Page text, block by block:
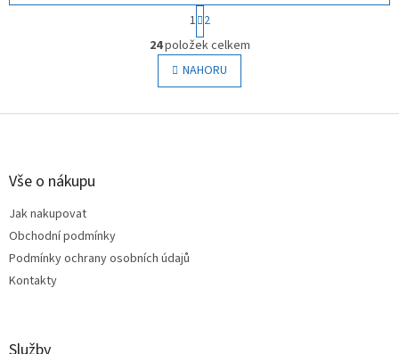
O
v
l
á
a
S
t
r
á
n
k
v
1 2
24položek celkem
NAHORU
Z
Vše o nákupu
Jak nakupovat
Obchodní podmínky
Podmínky ochrany osobních údajů
Kontakty